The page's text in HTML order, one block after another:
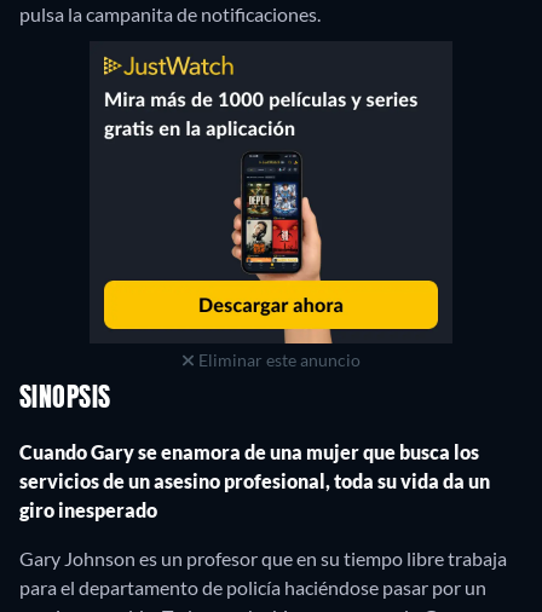
pulsa la campanita de notificaciones.
Eliminar este anuncio
SINOPSIS
Cuando Gary se enamora de una mujer que busca los
servicios de un asesino profesional, toda su vida da un
giro inesperado
Gary Johnson es un profesor que en su tiempo libre trabaja
para el departamento de policía haciéndose pasar por un